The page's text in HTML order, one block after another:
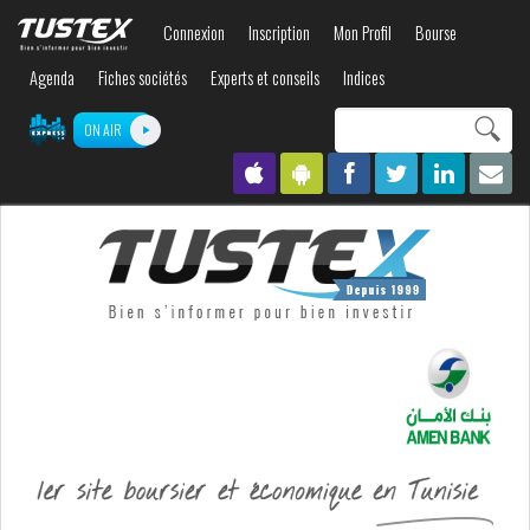
contenu
Connexion Inscription Mon Profil
Bourse
Agenda
Fiches sociétés Experts et conseils Indices
ON AIR
recherche